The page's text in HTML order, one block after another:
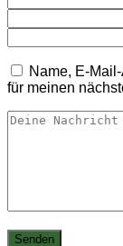
Name, E-
für meinen